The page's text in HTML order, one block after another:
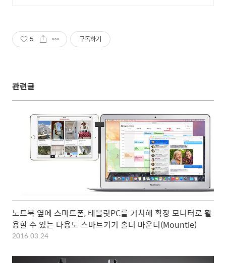
5 구독하기
관련글
노트북 옆에 스마트폰, 태블릿PC를 거치해 확장 모니터로 활
용할 수 있는 다용도 스마트기기 홀더 마운티(Mountie)
2016.03.24